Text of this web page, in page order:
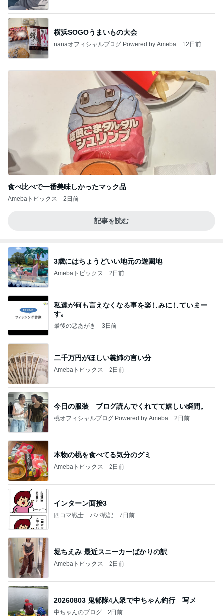
横浜SOGOうまいもの大会
nanaオフィシャルブログ Powered by Ameba 12日前
食べ比べで一番美味しかったマック品
Amebaトピックス 2日前
記事を読む
3歳にはちょうどいい地元の遊園地
Amebaトピックス 2日前
私達が何も言えなくなる事を楽しみにしていまー
す｡
最後の悪あがき 3日前
二千万円がほしい義姉の言い分
Amebaトピックス 2日前
今日の服装 ブログ読んでくれてて嬉しい瞬間。
桃オフィシャルブログ Powered by Ameba 2日前
本物の桃を食べてる気分のグミ
Amebaトピックス 2日前
インターン面接3
四コマ戦士 パパ戦記 7日前
堀ちえみ 最近スニーカーばかりの訳
Amebaトピックス 2日前
20260803 鬼郁隊4人衆で中ちゃん釣行 写メ
中ちゃんのブログ 2日前